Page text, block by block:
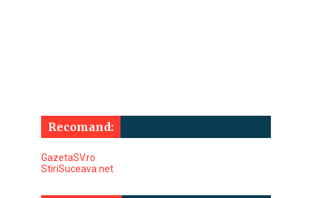
Recomand:
GazetaSV.ro
StiriSuceava.net